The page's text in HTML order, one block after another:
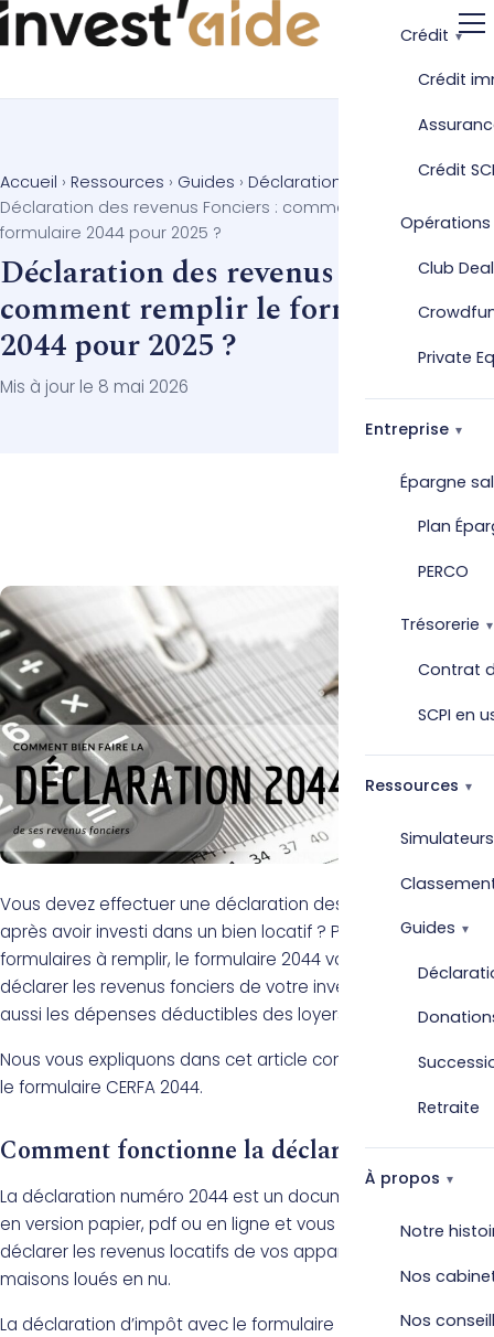
Crédit
Crédit
Crédit
Club Deal
Private
Entreprise
Épargne
Plan
PERCO
Trésorerie
Contrat
SCPI en
Ressources
Simulateurs
Guides
Retraite
À propos
Notre
Nos
Nos
Accueil › Ressources › Guides › Déclaration fiscale
Déclaration des revenus Fonciers : comment remplir le
formulaire 2044 pour 2025 ?
Déclaration des revenus Fonciers :
comment remplir le formulaire
2044 pour 2025 ?
Mis à jour le 8 mai 2026
Vous devez effectuer une déclaration des revenus fonciers
après avoir investi dans un bien locatif ? Parmi les différents
formulaires à remplir, le formulaire 2044 vous permet de
déclarer les revenus fonciers de votre investissement mais
aussi les dépenses déductibles des loyers.
Nous vous expliquons dans cet article comment bien remplir
le formulaire CERFA 2044.
Comment fonctionne la déclaration 2044 ?
La déclaration numéro 2044 est un document à compléter
en version papier, pdf ou en ligne et vous permet de
déclarer les revenus locatifs de vos appartements ou
maisons loués en nu.
La déclaration d’impôt avec le formulaire 2044 ne vous